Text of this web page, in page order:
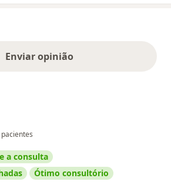
Enviar opinião
a consulta
Ótimo consultório